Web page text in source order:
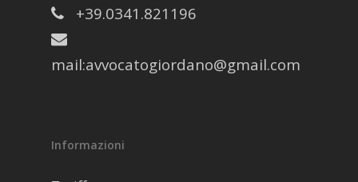
+39.0341.821196
mail:avvocatogiordano@gmail.com
Informazioni